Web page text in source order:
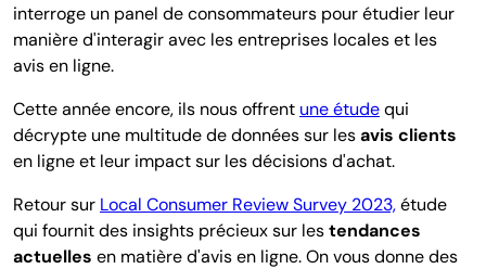
interroge un panel de consommateurs pour étudier leur
manière d'interagir avec les entreprises locales et les
avis en ligne.
Cette année encore, ils nous offrent une étudequi
décrypte une multitude de donnéessur lesavis clients
en ligne et leur impact sur les décisions d'achat.
Retour sur Local Consumer Review Survey 2023,étude
qui fournit des insights précieux sur lestendances
actuelles en matière d'avis en ligne. On vous donne des